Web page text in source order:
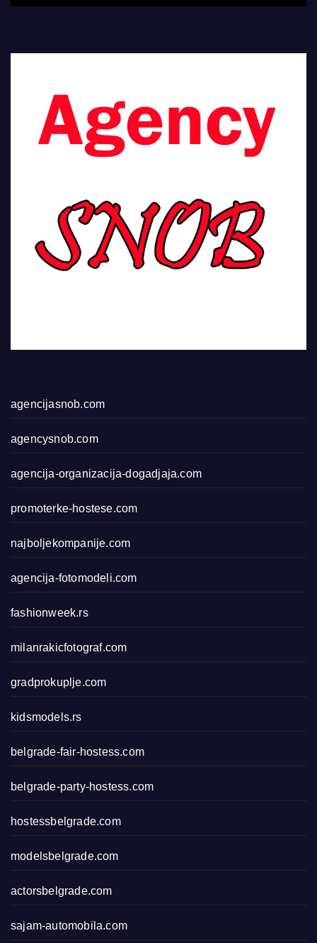
agencijasnob.com
agencysnob.com
agencija-organizacija-dogadjaja.com
promoterke-hostese.com
najboljekompanije.com
agencija-fotomodeli.com
fashionweek.rs
milanrakicfotograf.com
gradprokuplje.com
kidsmodels.rs
belgrade-fair-hostess.com
belgrade-party-hostess.com
hostessbelgrade.com
modelsbelgrade.com
actorsbelgrade.com
sajam-automobila.com